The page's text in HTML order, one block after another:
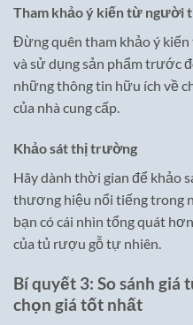
Tham khảo ý kiến từ người
Đừng quên tham khảo ý
và sử dụng sản phẩm trước
những thông tin hữu ích về
của nhà cung cấp.
Khảo sát thị trường
Hãy dành thời gian để khảo
thương hiệu nổi tiếng trong
bạn có cái nhìn tổng quát
của tủ rượu gỗ tự nhiên.
Bí quyết 3: So sánh giá
chọn giá tốt nhất